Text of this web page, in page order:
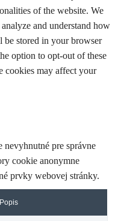
of the website. We
and understand how
be stored in your browser
option to opt-out of these
cookies may affect your
nevyhnutné pre správne
cookie anonymne
prvky webovej stránky.
Popis